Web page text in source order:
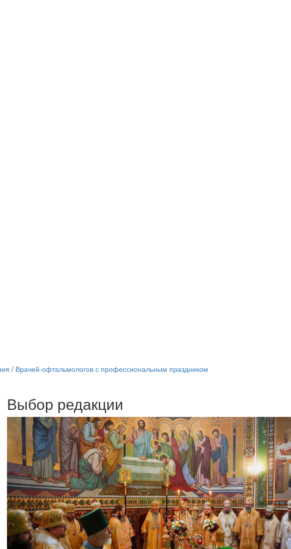
2015Название трансляции
2015Название трансляции
2015Название трансляции
2015Название трансляции
2015Название трансляции
2015 Название трансляции
2015Название трансляции
2015Название трансляции
/ Врачей-офтальмологов с профессиональным праздником
Выбор редакции